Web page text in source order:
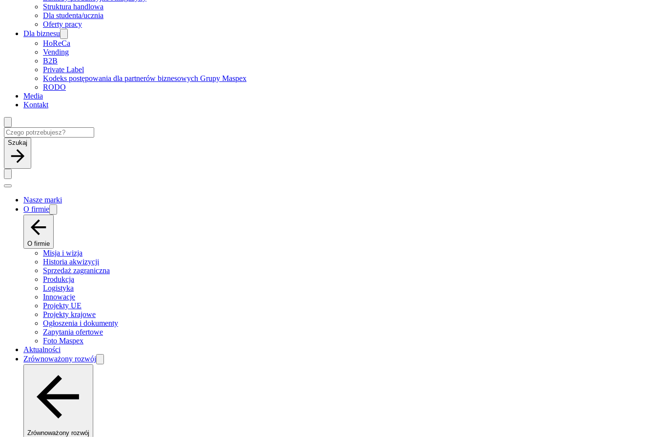
Struktura handlowa
Dla studenta/ucznia
Oferty pracy
Dla biznesu
HoReCa
Vending
B2B
Private Label
Kodeks postępowania dla partnerów biznesowych Grupy Maspex
RODO
Media
Kontakt
Szukaj
Nasze marki
O firmie
O firmie
Misja i wizja
Historia akwizycji
Sprzedaż zagraniczna
Produkcja
Logistyka
Innowacje
Projekty UE
Projekty krajowe
Ogłoszenia i dokumenty
Zapytania ofertowe
Foto Maspex
Aktualności
Zrównoważony rozwój
Zrównoważony rozwój